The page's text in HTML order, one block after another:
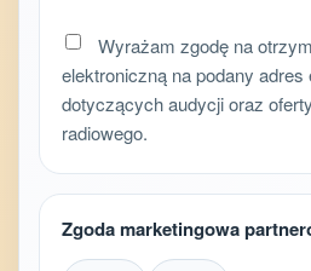
Wyrażam zgodę na
elektroniczną na podany adres
dotyczących audycji oraz
radiowego.
Zgoda marketingowa